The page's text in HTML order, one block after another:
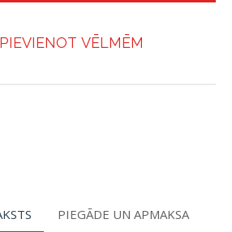
PIEVIENOT VĒLMĒM
PIEGĀDE UN APMAKSA